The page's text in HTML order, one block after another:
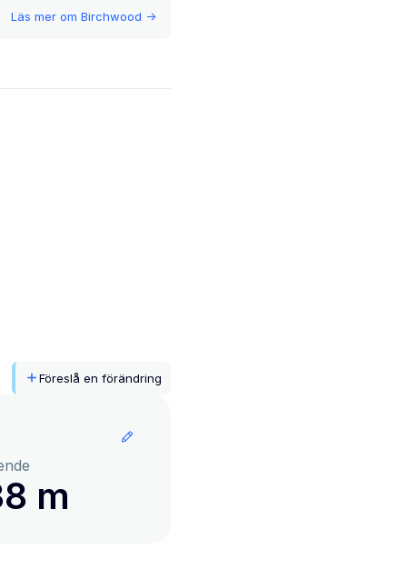
Läs mer om Birchwood ->
Föreslå en förändring
m